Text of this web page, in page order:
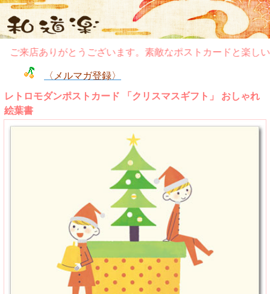
来店ありがとうございます。素敵なポストカードと楽しい
〈メルマガ登録〉
レトロモダンポストカード 「クリスマスギフト」 おしゃれ
絵葉書